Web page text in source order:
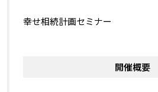
幸せ相続計画セミナー
開催概要